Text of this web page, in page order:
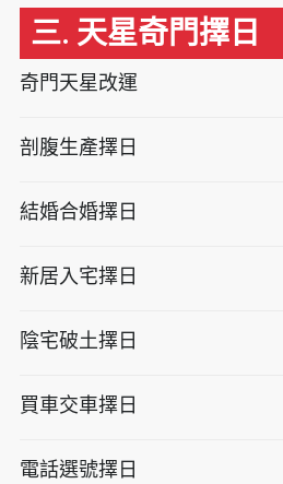
三. 天星奇門擇日
奇門天星改運
剖腹生產擇日
結婚合婚擇日
新居入宅擇日
陰宅破土擇日
買車交車擇日
電話選號擇日